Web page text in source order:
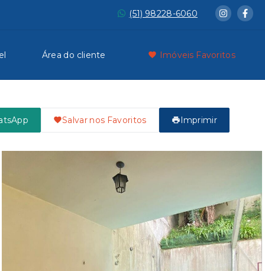
(51) 98228-6060
Área do cliente Imóveis Favoritos
Salvar nos Favoritos Imprimir